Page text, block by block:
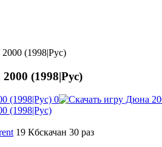
(1998|Рус)
(1998|Рус)
19 Кбскачан 30 раз